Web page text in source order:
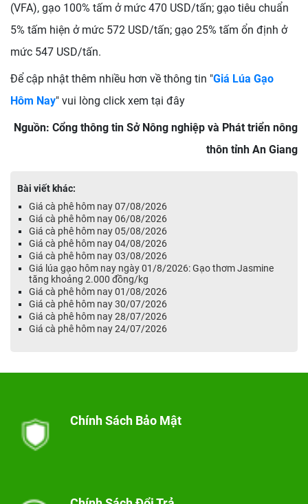
(VFA), gạo 100% tấm ở mức 470 USD/tấn; gạo tiêu chuẩn
5% tấm hiện ở mức 572 USD/tấn; gạo 25% tấm ổn định ở
mức 547 USD/tấn.
Để cập nhật thêm nhiều hơn về thông tin "Giá Lúa Gạo
Hôm Nay" vui lòng click xem tại đây
Nguồn: Cổng thông tin Sở Nông nghiệp và Phát triển nông
thôn tỉnh An Giang
Bài viết khác:
Giá cà phê hôm nay 07/08/2026
Giá cà phê hôm nay 06/08/2026
Giá cà phê hôm nay 05/08/2026
Giá cà phê hôm nay 04/08/2026
Giá cà phê hôm nay 03/08/2026
Giá lúa gạo hôm nay ngày 01/8/2026: Gạo thơm Jasmine
tăng khoảng 2.000 đồng/kg
Giá cà phê hôm nay 01/08/2026
Giá cà phê hôm nay 30/07/2026
Giá cà phê hôm nay 28/07/2026
Giá cà phê hôm nay 24/07/2026
Chính Sách Bảo Mật